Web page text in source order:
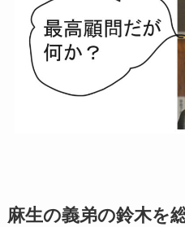
麻生の義弟の鈴木を